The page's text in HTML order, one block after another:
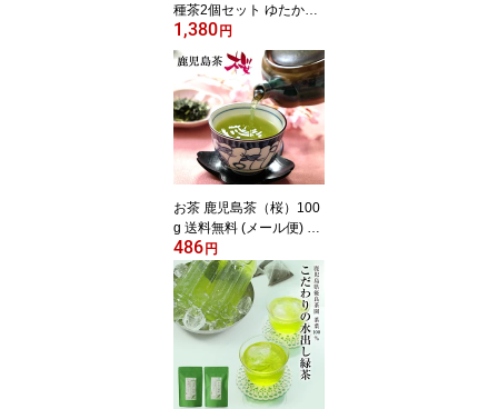
種茶2個セット ゆたかみ
どり さえみどり 送料無
料 プレゼント お中元 ギ
フト 2025 エピガロカテ
キン ケルセチン【お茶の
葉 煎茶 緑茶 お茶葉 深蒸
し茶 茶葉 日本茶 鹿児島
茶 お彼岸】
1,380円
お茶 鹿児島茶（桜）100
g 送料無料 (メール便) ギ
フト プレゼント【 知覧
茶 】【 お茶 】【 日本茶
茶葉 緑茶 煎茶 】【ポイ
ント消化】訳あり ギフト
水出し 冷茶【 香典返し
】お茶の葉 お茶葉 カテ
キン 免疫
486円